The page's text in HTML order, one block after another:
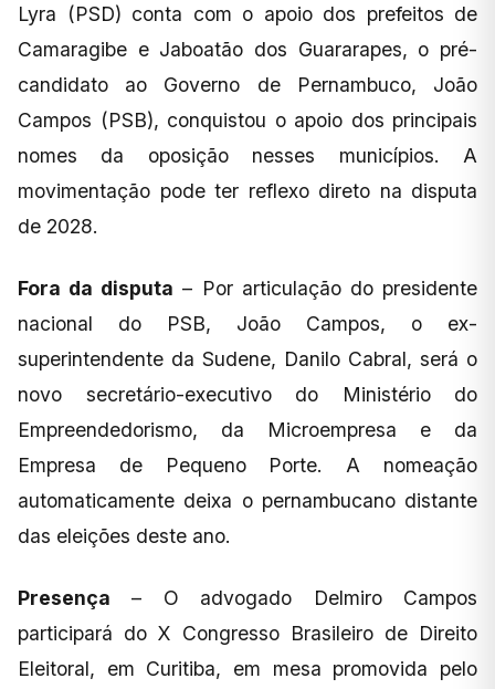
Lyra (PSD) conta com o apoio dos prefeitos de
Camaragibe e Jaboatão dos Guararapes, o pré-
candidato ao Governo de Pernambuco, João
Campos (PSB), conquistou o apoio dos principais
nomes da oposição nesses municípios. A
movimentação pode ter reflexo direto na disputa
de 2028.
Fora da disputa – Por articulação do presidente
nacional do PSB, João Campos, o ex-
superintendente da Sudene, Danilo Cabral, será o
novo secretário-executivo do Ministério do
Empreendedorismo, da Microempresa e da
Empresa de Pequeno Porte. A nomeação
automaticamente deixa o pernambucano distante
das eleições deste ano.
Presença – O advogado Delmiro Campos
participará do X Congresso Brasileiro de Direito
Eleitoral, em Curitiba, em mesa promovida pelo